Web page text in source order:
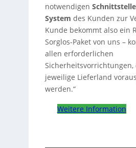
notwendigen
System des Kunden zur
Kunde bekommt also ein
Sorglos-Paket von uns –
allen erforderlichen
Sicherheitsvorrichtungen,
jeweilige Lieferland
werden.“
Weitere Information